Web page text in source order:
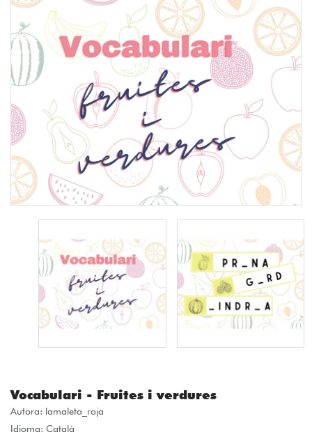
Vocabulari - Fruites i verdures
Autora: lamaleta_roja
Idioma: Català